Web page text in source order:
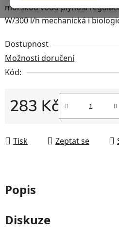
mořskou vodu plynulá
W/300 l/h mechanická i
Dostupnost
Možnosti doručení
Kód:
283 Kč
Tisk Zeptat se
Popis
Diskuze